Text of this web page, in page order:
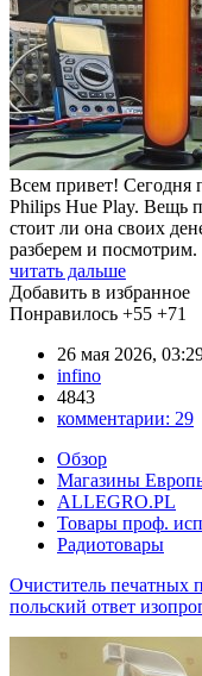
Всем привет! Сегодня
Philips Hue Play. Вещь
стоит ли она своих
разберем и посмотрим.
читать дальше
Добавить в избранное
Понравилось +55 +71
26 мая 2026,
infino
4843
комментарии: 29
Обзор
Магазины
ALLEGRO.PL
Товары проф.
Радиотовары
Очиститель печатных
польский ответ